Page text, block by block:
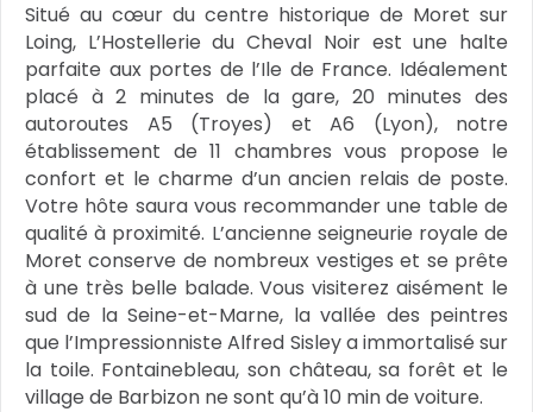
Situé au cœur du centre historique de Moret sur
Loing, L’Hostellerie du Cheval Noir est une halte
parfaite aux portes de l’Ile de France. Idéalement
placé à 2 minutes de la gare, 20 minutes des
autoroutes A5 (Troyes) et A6 (Lyon), notre
établissement de 11 chambres vous propose le
confort et le charme d’un ancien relais de poste.
Votre hôte saura vous recommander une table de
qualité à proximité. L’ancienne seigneurie royale de
Moret conserve de nombreux vestiges et se prête
à une très belle balade. Vous visiterez aisément le
sud de la Seine-et-Marne, la vallée des peintres
que l’Impressionniste Alfred Sisley a immortalisé sur
la toile. Fontainebleau, son château, sa forêt et le
village de Barbizon ne sont qu’à 10 min de voiture.